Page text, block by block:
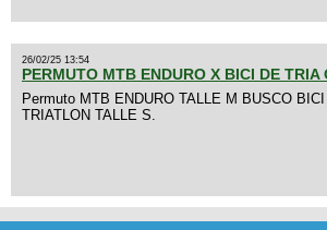
26/02/25 13:54
PERMUTO MTB ENDURO X BICI DE TRIA
Permuto MTB ENDURO TALLE M BUSCO
TRIATLON TALLE S.